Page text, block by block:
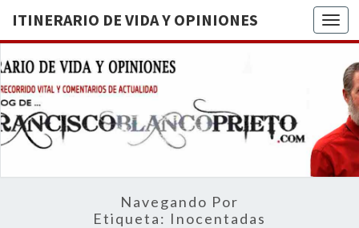
ITINERARIO DE VIDA Y OPINIONES
DE
BREVE
RECORRIDO
VITAL Y
ACTUALIDAD
Navegando Por
Etiqueta: Inocentadas